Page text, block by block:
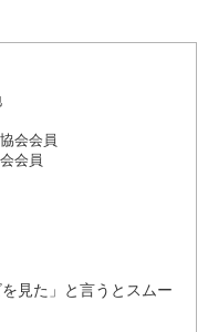
会会員
会員
見た」と言うとスムー